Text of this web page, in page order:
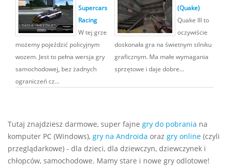
Supercars
Racing
W tej grze
możemy pojeździć policyjnym
wozem. Jest to pełna wersja gry
samochodowej, bez żadnych
ograniczeń cz...
(Quake)
Quake III to
oczywiście
doskonała gra na świetnym silniku
graficznym. Ma małe wymagania
sprzętowe i daje dobre...
Tutaj znajdziesz darmowe, super fajne gry do pobrania na
komputer PC (Windows), gry na Androida oraz gry online (czyli
przeglądarkowe) - dla dzieci, dla dziewczyn, dziewczynek i
chłopców, samochodowe. Mamy stare i nowe gry odlotowe!